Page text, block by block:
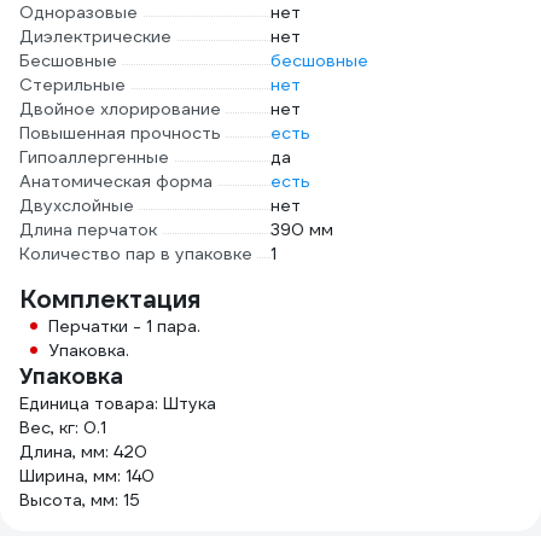
Одноразовые
нет
Диэлектрические
нет
Бесшовные
бесшовные
Стерильные
нет
Двойное хлорирование
нет
Повышенная прочность
есть
Гипоаллергенные
да
Анатомическая форма
есть
Двухслойные
нет
Длина перчаток
390 мм
Количество пар в упаковке
1
Комплектация
Перчатки - 1 пара.
Упаковка.
Упаковка
Единица товара: Штука
Вес, кг: 0.1
Длина, мм: 420
Ширина, мм: 140
Высота, мм: 15